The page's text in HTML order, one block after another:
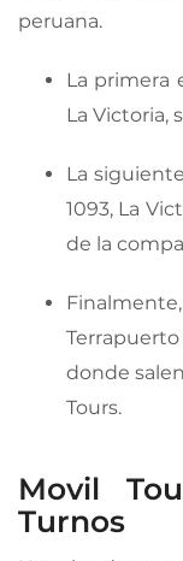
peruana.
La primera
La Victoria,
La
1093, La
de la
donde
Tours.
Movil
Turnos